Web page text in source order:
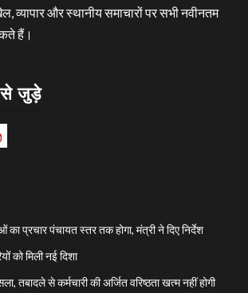
व्यापार और स्थानीय समाचारों पर सभी नवीनतम
हैं।
से जुड़े
YouTube
प्रचार पंचायत स्तर तक होगा, मंत्री ने दिए निर्देश
को मिली नई दिशा
तबादले से कर्मचारी की अर्जित वरिष्ठता खत्म नहीं होगी